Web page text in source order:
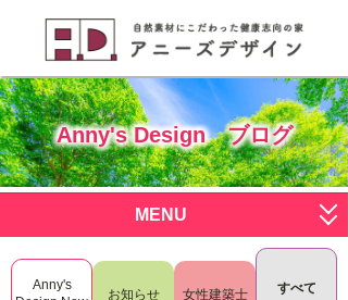
Anny's Design ブログ
MENU
サービス一覧
Anny's
お知らせ 女性建築士 すべて